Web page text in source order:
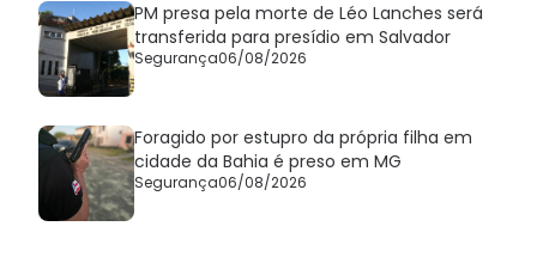
PM presa pela morte de Léo Lanches será
transferida para presídio em Salvador
Segurança06/08/2026
Foragido por estupro da própria filha em
cidade da Bahia é preso em MG
Segurança06/08/2026